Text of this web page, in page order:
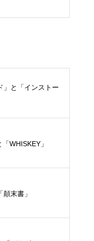
」と「インストー
「WHISKEY」
顛末書」